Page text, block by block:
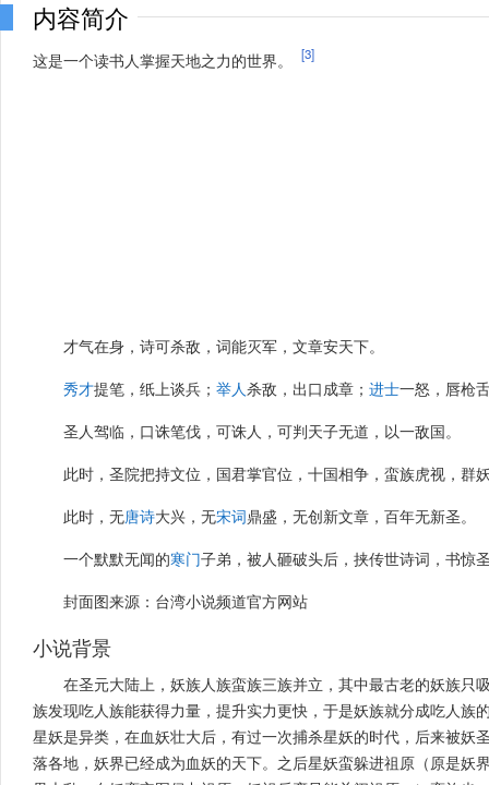
内容简介
这是一个读书人掌握天地之力的世界。 [3]
才气在身，诗可杀敌，词能灭军，文章安天下。
秀才提笔，纸上谈兵； 举人杀敌，出口成章； 进士一怒，唇枪
圣人驾临，口诛笔伐，可诛人，可判天子无道，以一敌国。
此时，圣院把持文位，国君掌官位，十国相争，蛮族虎视，群
此时，无唐诗大兴，无宋词鼎盛，无创新文章，百年无新圣。
一个默默无闻的寒门子弟，被人砸破头后，挟传世诗词，书惊
封面图来源：台湾小说频道官方网站
小说背景
在圣元大陆上，妖族人族蛮族三族并立，其中最古老的妖族
族发现吃人族能获得力量，提升实力更快，于是妖族就分成吃人
星妖是异类，在血妖壮大后，有过一次捕杀星妖的时代，后来被
落各地，妖界已经成为血妖的天下。之后星妖蛮躲进祖原（原是